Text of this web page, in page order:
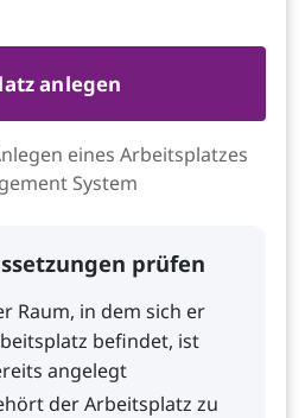
anlegen
eines Arbeitsplatzes
System
prüfen
Raum, in dem sich er
befindet, ist
angelegt
der Arbeitsplatz zu